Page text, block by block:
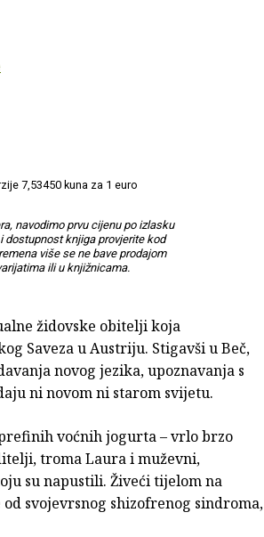
7,53450 kuna za 1 euro
navodimo prvu cijenu po izlasku
dostupnost knjiga provjerite kod
više se ne bave prodajom
ili u knjižnicama.
židovske obitelji koja
Saveza u Austriju. Stigavši u Beč,
novog jezika, upoznavanja s
ni novom ni starom svijetu.
voćnih jogurta – vrlo brzo
troma Laura i muževni,
su napustili. Živeći tijelom na
svojevrsnog shizofrenog sindroma,